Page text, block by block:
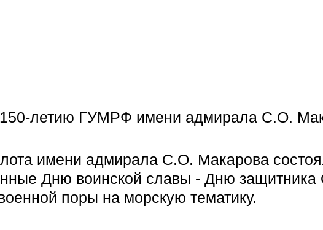
150-летию ГУМРФ имени адмирала С.О.
имени адмирала С.О. Макарова
Дню воинской славы - Дню защитника
поры на морскую тематику.